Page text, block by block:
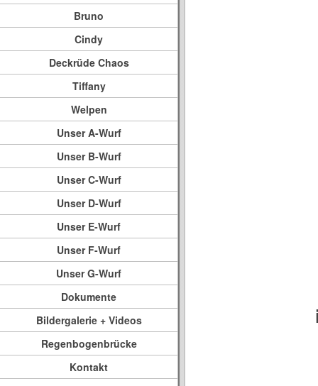
Bruno
Cindy
Deckrüde Chaos
Tiffany
Welpen
Unser A-Wurf
Unser B-Wurf
Unser C-Wurf
Unser D-Wurf
Unser E-Wurf
Unser F-Wurf
Unser G-Wurf
Dokumente
Bildergalerie + Videos
Regenbogenbrücke
Kontakt